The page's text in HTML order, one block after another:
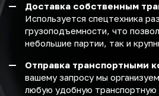
Доставка собственным
Используется спецтехника
грузоподъемности, что
небольшие партии, так и
Отправка транспортными
вашему запросу мы
любую удобную